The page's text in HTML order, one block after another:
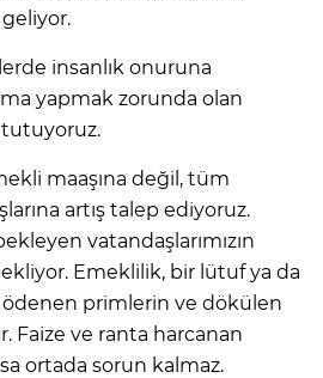
geliyor.
insanlık onuruna
yapmak zorunda olan
maaşına değil, tüm
artış talep ediyoruz.
vatandaşlarımızın
Emeklilik, bir lütuf ya da
ödenen primlerin ve dökülen
Faize ve ranta harcanan
ortada sorun kalmaz.